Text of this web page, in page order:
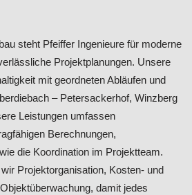
steht Pfeiffer Ingenieure für moderne
Projektplanungen. Unsere
mit geordneten Abläufen und
– Petersackerhof, Winzberg
Leistungen umfassen
Berechnungen,
die Koordination im Projektteam.
Projektorganisation, Kosten- und
damit jedes